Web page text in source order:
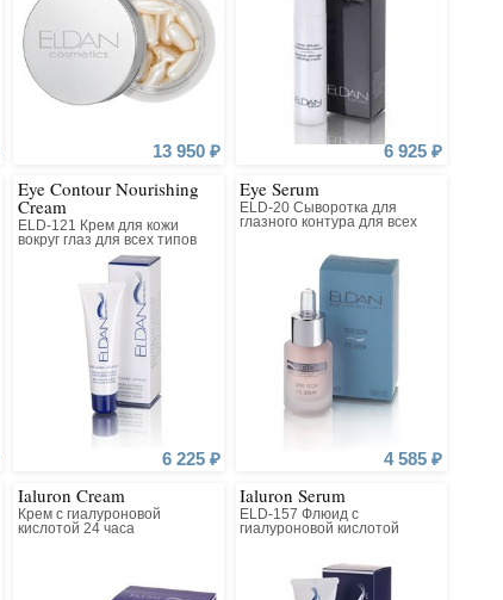
13 950 ₽ 6 925 ₽
Eye Contour Nourishing
Cream
ELD-121 Крем для кожи
вокруг глаз для всех типов
6 225 ₽
Eye Serum
ELD-20 Сыворотка для
глазного контура для всех
4 585 ₽
Ialuron Cream
Крем с гиалуроновой
кислотой 24 часа
Ialuron Serum
ELD-157 Флюид с
гиалуроновой кислотой